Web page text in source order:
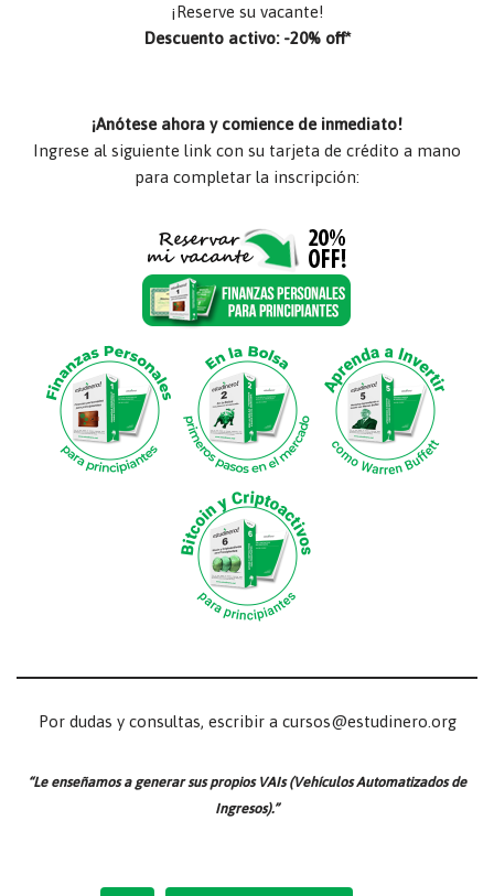
¡Reserve su vacante!
Descuento activo: -20% off*
¡Anótese ahora y comience de inmediato!
Ingrese al siguiente link con su tarjeta de crédito a mano
para completar la inscripción:
Por dudas y consultas, escribir a cursos@estudinero.org
“Le enseñamos a generar sus propios VAIs (Vehículos Automatizados de
Ingresos).”